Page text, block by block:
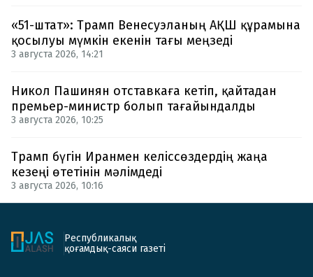
«51-штат»: Трамп Венесуэланың АҚШ құрамына
қосылуы мүмкін екенін тағы меңзеді
3 августа 2026, 14:21
Никол Пашинян отставкаға кетіп, қайтадан
премьер-министр болып тағайындалды
3 августа 2026, 10:25
Трамп бүгін Иранмен келіссөздердің жаңа
кезеңі өтетінін мәлімдеді
3 августа 2026, 10:16
Республикалық
қоғамдық-саяси газеті